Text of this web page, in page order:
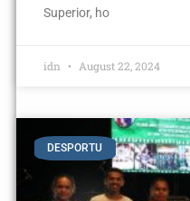
Superior, ho
idn August 22, 2024
DESPORTU